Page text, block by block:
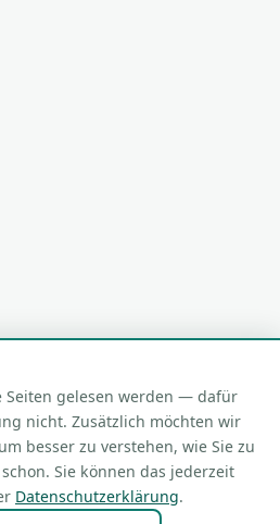
Seiten gelesen werden — dafür
nicht. Zusätzlich möchten wir
besser zu verstehen, wie Sie zu
Sie können das jederzeit
Datenschutzerklärung.